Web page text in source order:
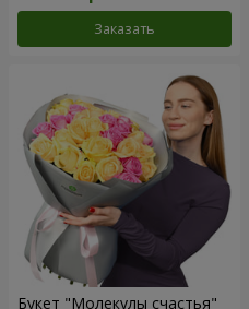
Заказать
Букет "Молекулы счастья"